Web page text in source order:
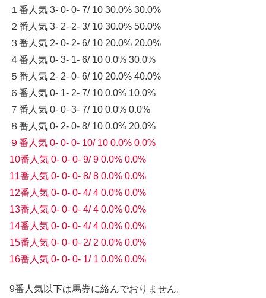
１番人気 3- 0- 0- 7/ 10 30.0% 30.0%
２番人気 3- 2- 2- 3/ 10 30.0% 50.0%
３番人気 2- 0- 2- 6/ 10 20.0% 20.0%
４番人気 0- 3- 1- 6/ 10 0.0% 30.0%
５番人気 2- 2- 0- 6/ 10 20.0% 40.0%
６番人気 0- 1- 2- 7/ 10 0.0% 10.0%
７番人気 0- 0- 3- 7/ 10 0.0% 0.0%
８番人気 0- 2- 0- 8/ 10 0.0% 20.0%
９番人気 0- 0- 0- 10/ 10 0.0% 0.0%
10番人気 0- 0- 0- 9/ 9 0.0% 0.0%
11番人気 0- 0- 0- 8/ 8 0.0% 0.0%
12番人気 0- 0- 0- 4/ 4 0.0% 0.0%
13番人気 0- 0- 0- 4/ 4 0.0% 0.0%
14番人気 0- 0- 0- 4/ 4 0.0% 0.0%
15番人気 0- 0- 0- 2/ 2 0.0% 0.0%
16番人気 0- 0- 0- 1/ 1 0.0% 0.0%
9番人気以下は馬券に絡んでおりません。